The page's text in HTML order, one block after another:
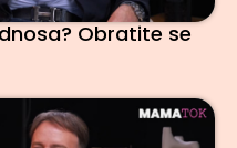
Obratite se